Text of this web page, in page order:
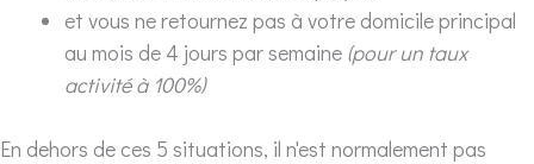
et vous ne retournez pas à votre domicile principal
au mois de 4 jours par semaine (pour un taux
activité à 100%)
En dehors de ces 5 situations, il n'est normalement pas